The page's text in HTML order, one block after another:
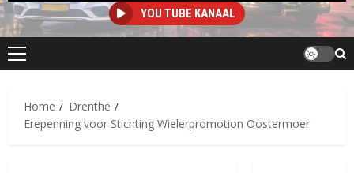
YOU TUBE KANAAL
Primair
Home
Drenthe
Erepenning voor Stichting Wielerpromotion Oostermoer